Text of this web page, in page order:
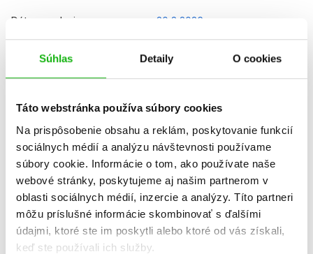
Súhlas Detaily O cookies
Táto webstránka používa súbory cookies
Na prispôsobenie obsahu a reklám, poskytovanie funkcií
sociálnych médií a analýzu návštevnosti používame
súbory cookie. Informácie o tom, ako používate naše
webové stránky, poskytujeme aj našim partnerom v
oblasti sociálnych médií, inzercie a analýzy. Títo partneri
môžu príslušné informácie skombinovať s ďalšími
údajmi, ktoré ste im poskytli alebo ktoré od vás získali,
keď ste používali ich služby.
Dátum vydania 20.2.2026
Hmotnosť 0,361 kg
Jazyk slovenčina
Rady Disney - Ľadové kráľovstvo
EAN 9788025262733
Vek od 4
Edícia Zbierka rozprávok / príbehov
Typ kniha